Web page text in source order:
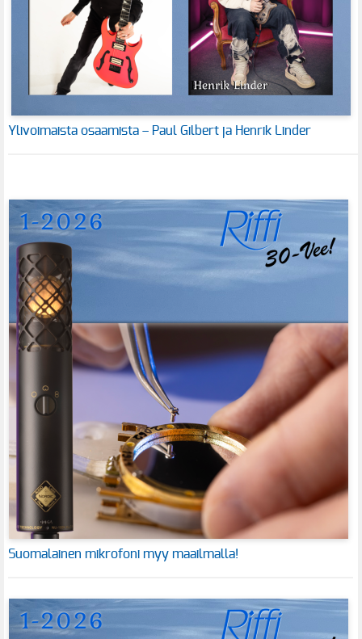
Ylivoimaista osaamista – Paul Gilbert ja Henrik Linder
Suomalainen mikrofoni myy maailmalla!